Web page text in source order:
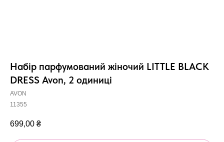
Набір парфумований жіночий LITTLE BLACK
DRESS Avon, 2 одиниці
AVON
11355
699,00 ₴